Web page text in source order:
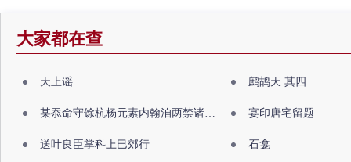
大家都在查
天上谣 鹧鸪天 其四
某忝命守馀杭杨元素内翰洎两禁诸公出祖佛寺 宴印唐宅留题
送叶良臣掌科上巳郊行 石龛